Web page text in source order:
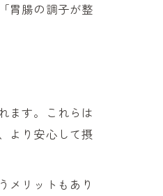
胃腸の調子が整
ます。これらは
より安心して摂
メリットもあり